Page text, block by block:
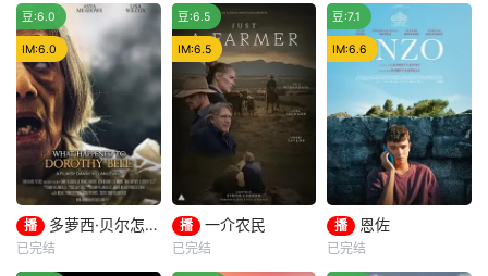
被当“水猴子”的“祭
雅典娜·瑞德
马可·莫拉
拉丁女郎
卡洛·阿基诺
乔尔·托雷
A Special Memory
凡妮莎·西蒙斯
一名年轻女子
遇到了一位在网上
认识的富有男友。
她很快发现自己陷
入了一场致命的猫
捉老鼠游戏，其中
涉及一个名为 Acor
n 的暗网组织。
推荐
豆:6.0
IM:6.0
多萝西·贝尔怎么了？
播 多萝西·贝尔怎么了？
已完结
豆:6.5
IM:6.5
一介农民
播 一介农民
已完结
豆:7.1
IM:6.6
恩佐
播 恩佐
已完结